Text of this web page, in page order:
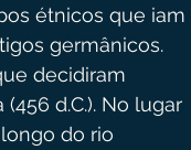
étnicos que iam
germânicos.
decidiram
d.C.). No lugar
do rio